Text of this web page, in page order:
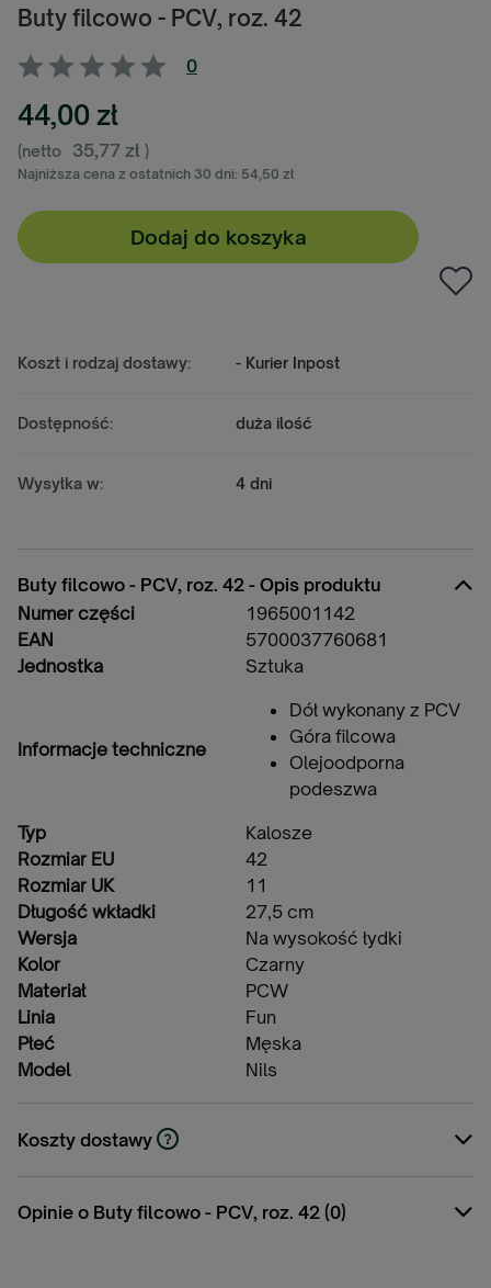
Buty filcowo - PCV, roz. 42
0
44,00 zł
(netto 35,77 zł )
Najniższa cena z ostatnich 30 dni: 54,50 zł
Dodaj do koszyka
Koszt i rodzaj dostawy: - Kurier Inpost
Dostępność: duża ilość
Wysyłka w: 4 dni
Buty filcowo - PCV, roz. 42 - Opis produktu
Numer części
1965001142
EAN
5700037760681
Jednostka
Sztuka
Informacje techniczne
Dół wykonany z PCV
Góra filcowa
Olejoodporna
podeszwa
Typ
Kalosze
Rozmiar EU
42
Rozmiar UK
11
Długość wkładki
27,5 cm
Wersja
Na wysokość łydki
Kolor
Czarny
Materiał
PCW
Linia
Fun
Płeć
Męska
Model
Nils
Koszty dostawy
Cena nie zawiera ewentualnych kosztów
Opinie o Buty filcowo - PCV, roz. 42 (0)